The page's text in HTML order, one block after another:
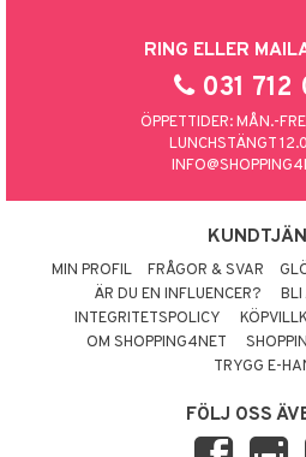
RING ELLER
031 712
ÖPPETTIDER: MÅN.-
LUNCHSTÄNGT
MIN PROFIL FRÅGOR & SVAR
ÄR DU EN INFLUENCER?
BLI
INTEGRITETSPOLICY
OM SHOPPING4NET
TRYGG E-
FÖLJ OSS